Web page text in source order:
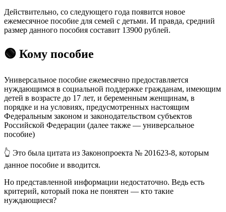
Действительно, со следующего года появится новое
ежемесячное пособие для семей с детьми. И правда, средний
размер данного пособия составит 13900 рублей.
🟢 Кому пособие
Универсальное пособие ежемесячно предоставляется
нуждающимся в социальной поддержке гражданам, имеющим
детей в возрасте до 17 лет, и беременным женщинам, в
порядке и на условиях, предусмотренных настоящим
Федеральным законом и законодательством субъектов
Российской Федерации (далее также — универсальное
пособие)
👆 Это была цитата из Законопроекта № 201623-8, которым
данное пособие и вводится.
Но представленной информации недостаточно. Ведь есть
критерий, который пока не понятен — кто такие
нуждающиеся?